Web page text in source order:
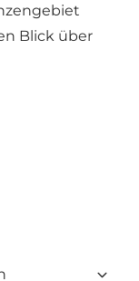
Blick über